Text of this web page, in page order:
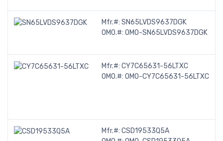
Mfr.#: SN65LVDS9637DGK
OMO.#: OMO-SN65LVDS9637DGK
Mfr.#: CY7C65631-56LTXC
OMO.#: OMO-CY7C65631-56LTXC
Mfr.#: CSD19533Q5A